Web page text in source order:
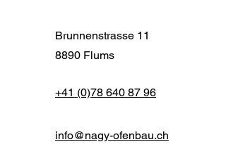
Brunnenstrasse 11
8890 Flums
+41 (0)78 640 87 96
info@nagy-ofenbau.ch